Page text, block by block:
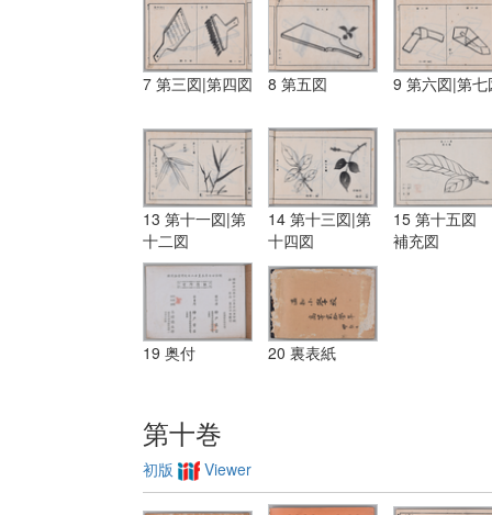
7 第三図|第四図 8 第五図 9 第六図|第七
13 第十一図|第
十二図
14 第十三図|第
十四図
15 第十五図
補充図
19 奥付 20 裏表紙
第十巻
初版 Viewer